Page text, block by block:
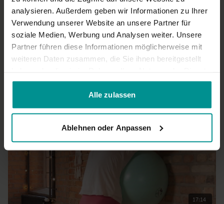
analysieren. Außerdem geben wir Informationen zu Ihrer
Verwendung unserer Website an unsere Partner für
soziale Medien, Werbung und Analysen weiter. Unsere
Partner führen diese Informationen möglicherweise mit
weiteren Daten zusammen, die Sie ihnen bereitgestellt
gesammelt haben.
Alle zulassen
Ablehnen oder Anpassen
Mehr laden
17:14